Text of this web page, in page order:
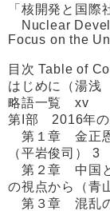
「核開発と国
Nuclear
Focus on the
目次 Table of
はじめに（湯
略語一覧 xv
第I部 2016年の
第１章 金正恩
（平岩俊司） 3
第２章 中国
の視点から（青
第３章 混乱